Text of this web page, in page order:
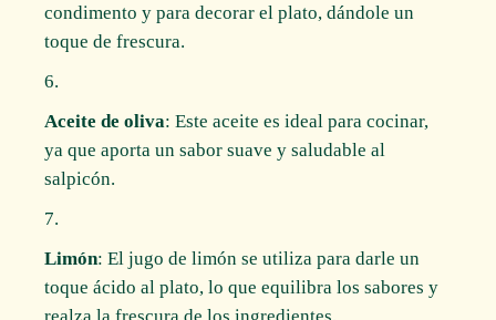
condimento y para decorar el plato, dándole un
toque de frescura.
Aceite de oliva: Este aceite es ideal para cocinar,
ya que aporta un sabor suave y saludable al
salpicón.
Limón: El jugo de limón se utiliza para darle un
toque ácido al plato, lo que equilibra los sabores y
realza la frescura de los ingredientes.